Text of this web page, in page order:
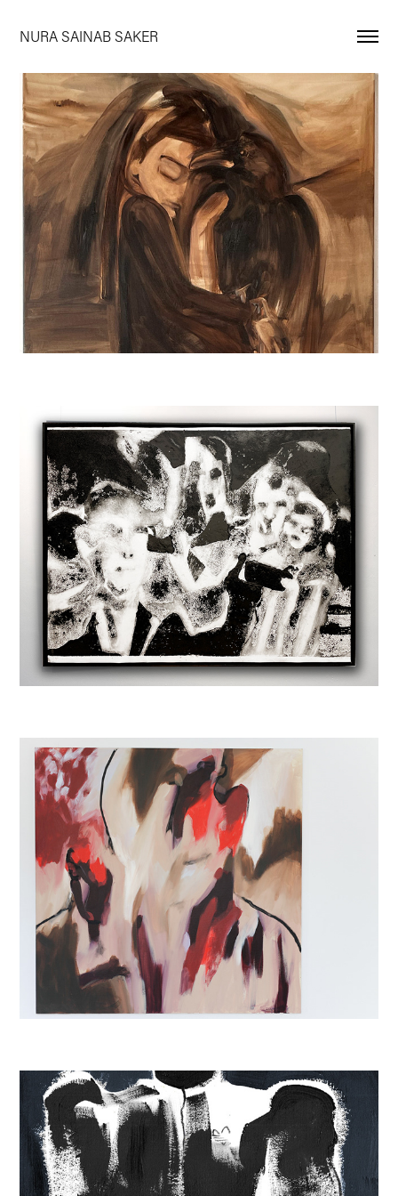
NURA SAINAB SAKER
Mis mitos
La Herencia
Introspections